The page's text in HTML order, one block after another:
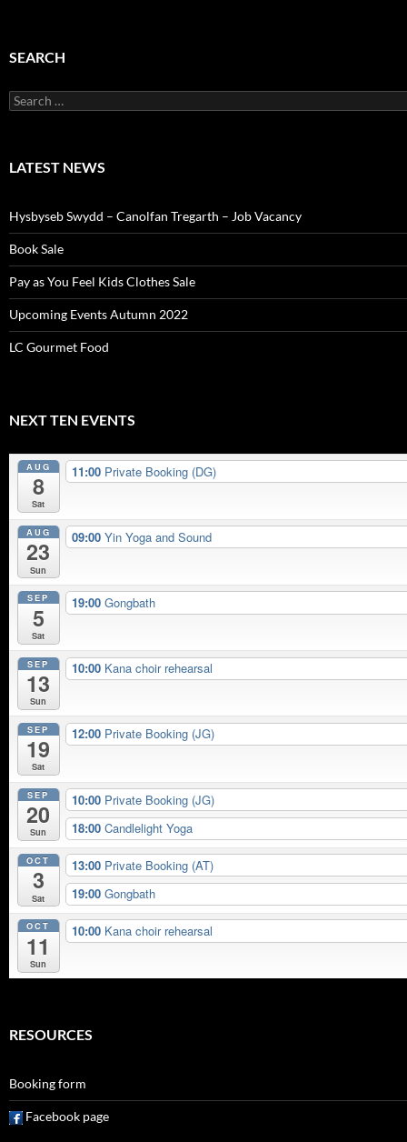
SEARCH
Search
for:
LATEST NEWS
Hysbyseb Swydd – Canolfan Tregarth – Job Vacancy
Book Sale
Pay as You Feel Kids Clothes Sale
Upcoming Events Autumn 2022
LC Gourmet Food
NEXT TEN EVENTS
AUG
8
Sat
11:00 Private Booking (DG)
AUG
23
Sun
09:00 Yin Yoga and Sound
SEP
5
Sat
19:00 Gongbath
SEP
13
Sun
10:00 Kana choir rehearsal
SEP
19
Sat
12:00 Private Booking (JG)
SEP
20
Sun
10:00 Private Booking (JG)
18:00 Candlelight Yoga
OCT
3
Sat
13:00 Private Booking (AT)
19:00 Gongbath
OCT
11
Sun
10:00 Kana choir rehearsal
RESOURCES
Booking form
Facebook page